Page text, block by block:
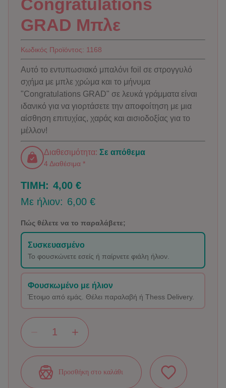
Congratulations
GRAD Μπλε
Κωδικός Προϊόντος: 1168
Αυτό το εντυπωσιακό μπαλόνι foil σε στρογγυλό
σχήμα με μπλε χρώμα και το μήνυμα
"Congratulations GRAD" σε λευκά γράμματα είναι
ιδανικό για να γιορτάσετε την αποφοίτηση με μια
αίσθηση επιτυχίας, χαράς και αισιοδοξίας για το
μέλλον!
Διαθεσιμότητα: Σε απόθεμα
4 Διαθέσιμα *
ΤΙΜΗ: 4,00 €
Με ήλιον: 6,00 €
Πώς θέλετε να το παραλάβετε;
Συσκευασμένο
Το φουσκώνετε εσείς ή παίρνετε φιάλη ήλιον.
Φουσκωμένο με ήλιον
Έτοιμο από εμάς. Θέλει παραλαβή ή Thess Delivery.
Προσθήκη στο καλάθι